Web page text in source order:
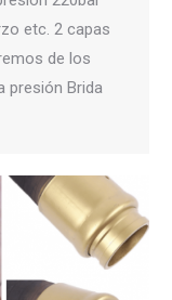
etc. 2 capas
de los
presión Brida